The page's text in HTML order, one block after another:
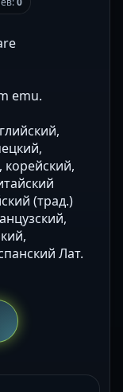
emu.
корейский,
(трад.)
Лат.